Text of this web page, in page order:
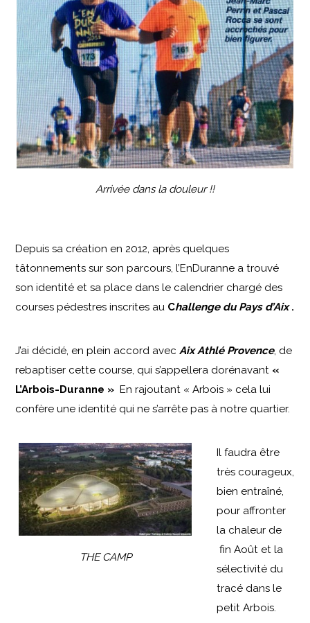
Arrivée dans la douleur !!
Depuis sa création en 2012, après quelques
tâtonnements sur son parcours, l’EnDuranne a trouvé
son identité et sa place dans le calendrier chargé des
courses pédestres inscrites au Challenge du Pays d’Aix.
J’ai décidé, en plein accord avecAix Athlé Provence, de
rebaptiser cette course, qui s’appellera dorénavant «
L’Arbois-Duranne » En rajoutant « Arbois » cela lui
confère une identité qui ne s’arrête pas à notre quartier.
THE CAMP
Il faudra être
très courageux,
bien entraîné,
pour affronter
la chaleur de
fin Août et la
sélectivité du
tracé dans le
petit Arbois.